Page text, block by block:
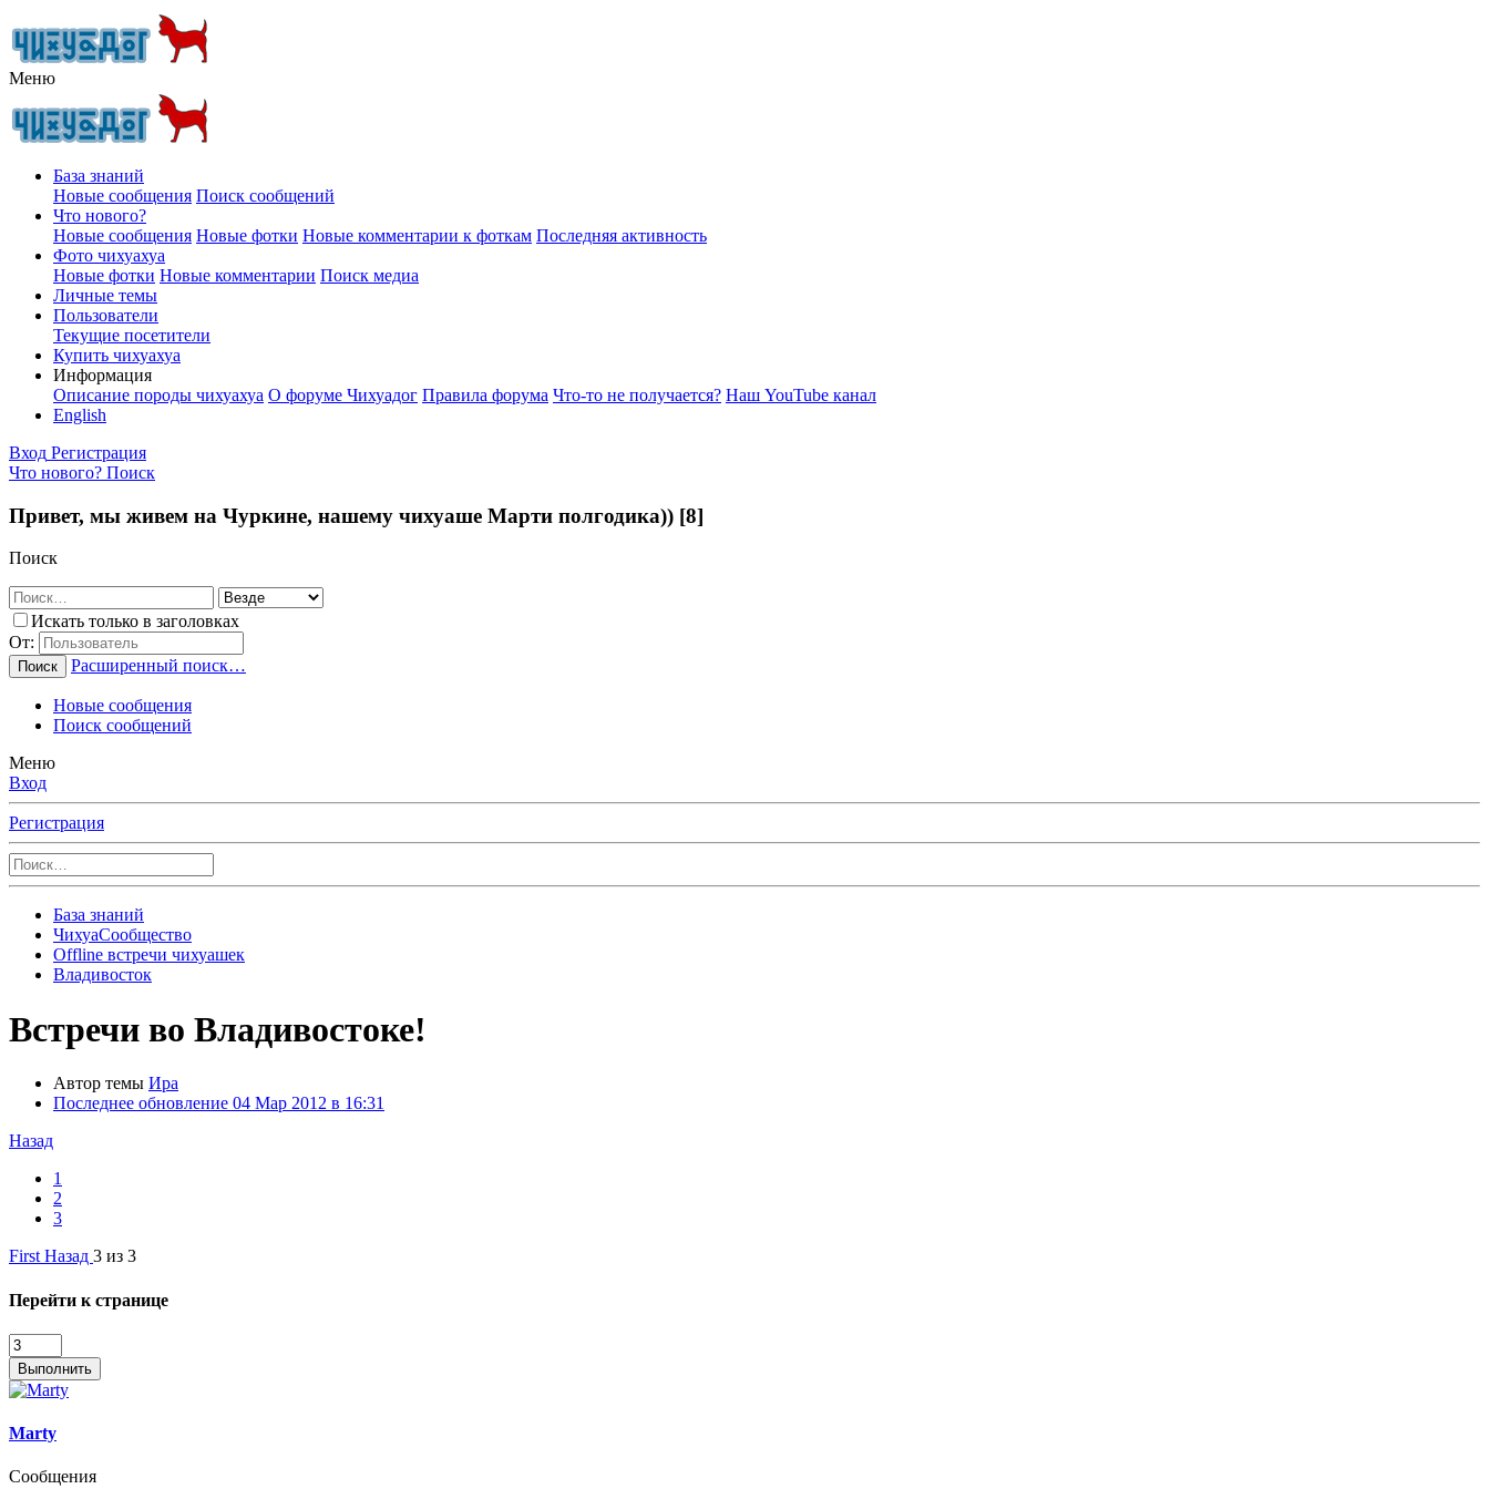
Меню
База знаний
Новые сообщения Поиск сообщений
Что нового?
Новые сообщения Новые фотки Новые комментарии к фоткам Последняя активность
Фото чихуахуа
Новые фотки Новые комментарии Поиск медиа
Личные темы
Пользователи
Текущие посетители
Купить чихуахуа
Информация
Описание породы чихуахуа О форуме Чихуадог Правила форума Что-то не получается? Наш YouTube канал
English
Вход Регистрация
Что нового? Поиск
Привет, мы живем на Чуркине, нашему чихуаше Марти полгодика)) [8]
Поиск
Искать только в заголовках
От:
Поиск Расширенный поиск…
Новые сообщения
Поиск сообщений
Меню
Вход
Регистрация
База знаний
ЧихуаСообщество
Offline встречи чихуашек
Владивосток
Встречи во Владивостоке!
Автор темы Ира
Последнее обновление 04 Мар 2012 в 16:31
Назад
1
2
3
First Назад 3 из 3
Перейти к странице
Выполнить
Marty
Сообщения